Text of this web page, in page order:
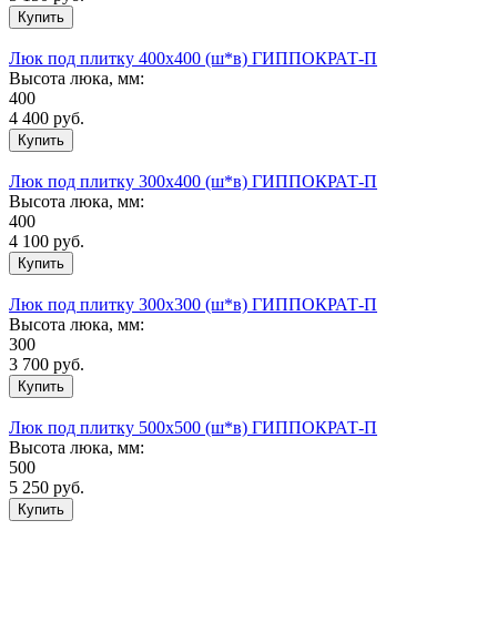
Люк под плитку 400х400 (ш*в) ГИППОКРАТ-П
Высота люка, мм:
400
4 400 руб.
Люк под плитку 300х400 (ш*в) ГИППОКРАТ-П
Высота люка, мм:
400
4 100 руб.
Люк под плитку 300х300 (ш*в) ГИППОКРАТ-П
Высота люка, мм:
300
3 700 руб.
Люк под плитку 500х500 (ш*в) ГИППОКРАТ-П
Высота люка, мм:
500
5 250 руб.